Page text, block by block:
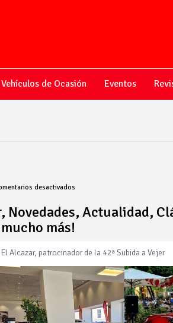
Vehículos de Ocasión Eventos
desactivadosen
sobre
el
motor,
Novedades,
Actualidad,
Clásicos,
Venta,
Pruebas,
Entrevistas,
Vídeos
Novedades, Actualidad,
más!
Alcazar, patrocinador de la 42ª Subida a Vejer
mejoras en la A381 por Los Barrios
su flota de vehículos de manos de Cadimar